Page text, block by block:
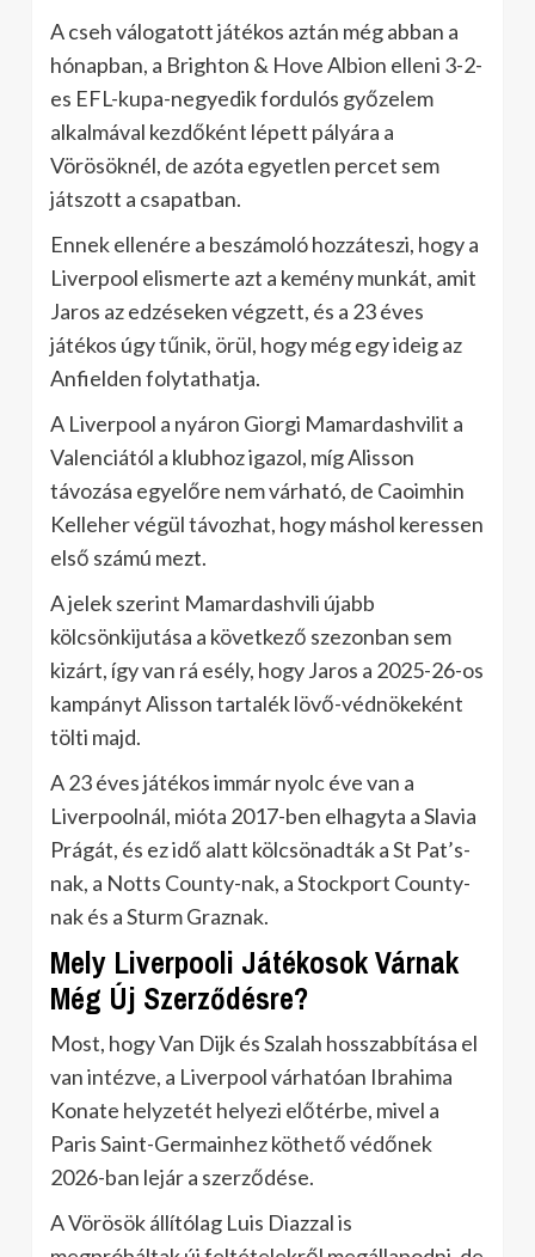
A cseh válogatott játékos aztán még abban a
hónapban, a Brighton & Hove Albion elleni 3-2-
es EFL-kupa-negyedik fordulós győzelem
alkalmával kezdőként lépett pályára a
Vörösöknél, de azóta egyetlen percet sem
játszott a csapatban.
Ennek ellenére a beszámoló hozzáteszi, hogy a
Liverpool elismerte azt a kemény munkát, amit
Jaros az edzéseken végzett, és a 23 éves
játékos úgy tűnik, örül, hogy még egy ideig az
Anfielden folytathatja.
A Liverpool a nyáron Giorgi Mamardashvilit a
Valenciától a klubhoz igazol, míg Alisson
távozása egyelőre nem várható, de Caoimhin
Kelleher végül távozhat, hogy máshol keressen
első számú mezt.
A jelek szerint Mamardashvili újabb
kölcsönkijutása a következő szezonban sem
kizárt, így van rá esély, hogy Jaros a 2025-26-os
kampányt Alisson tartalék lövő-védnökeként
tölti majd.
A 23 éves játékos immár nyolc éve van a
Liverpoolnál, mióta 2017-ben elhagyta a Slavia
Prágát, és ez idő alatt kölcsönadták a St Pat’s-
nak, a Notts County-nak, a Stockport County-
nak és a Sturm Graznak.
Mely Liverpooli Játékosok Várnak
Még Új Szerződésre?
Most, hogy Van Dijk és Szalah hosszabbítása el
van intézve, a Liverpool várhatóan Ibrahima
Konate helyzetét helyezi előtérbe, mivel a
Paris Saint-Germainhez köthető védőnek
2026-ban lejár a szerződése.
A Vörösök állítólag Luis Diazzal is